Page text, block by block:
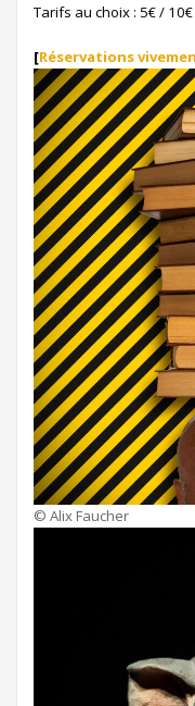
Tarifs au choix : 5€ /
[Réservations
© Alix Faucher